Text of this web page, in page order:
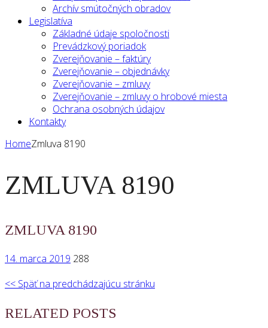
Archív smútočných obradov
Legislatíva
Základné údaje spoločnosti
Prevádzkový poriadok
Zverejňovanie – faktúry
Zverejňovanie – objednávky
Zverejňovanie – zmluvy
Zverejňovanie – zmluvy o hrobové miesta
Ochrana osobných údajov
Kontakty
HomeZmluva 8190
ZMLUVA 8190
ZMLUVA 8190
14. marca 2019 288
<< Späť na predchádzajúcu stránku
RELATED POSTS